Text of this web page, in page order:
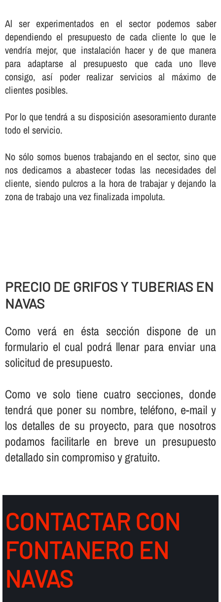
Al ser experimentados en el sector podemos saber
dependiendo el presupuesto de cada cliente lo que le
vendrí­a mejor, que instalación hacer y de que manera
para adaptarse al presupuesto que cada uno lleve
consigo, así­ poder realizar servicios al máximo de
clientes posibles.
Por lo que tendrá a su disposición asesoramiento durante
todo el servicio.
No sólo somos buenos trabajando en el sector, sino que
nos dedicamos a abastecer todas las necesidades del
cliente, siendo pulcros a la hora de trabajar y dejando la
zona de trabajo una vez finalizada impoluta.
PRECIO DE GRIFOS Y TUBERIAS EN
NAVAS
Como verá en ésta sección dispone de un
formulario el cual podrá llenar para enviar una
solicitud de presupuesto.
Como ve solo tiene cuatro secciones, donde
tendrá que poner su nombre, teléfono, e-mail y
los detalles de su proyecto, para que nosotros
podamos facilitarle en breve un presupuesto
detallado sin compromiso y gratuito.
CONTACTAR CON
FONTANERO EN
NAVAS